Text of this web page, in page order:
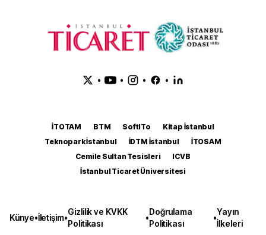
• • • •
İTOTAM BTM SoftITo
Kitap İstanbul
Teknopark İstanbul
İDTM İstanbul
İTOSAM
Cemile Sultan Tesisleri
ICVB
İstanbul Ticaret Üniversitesi
Künye•İletişim•
Gizlilik ve KVKK
Politikası
•
Doğrulama
Politikası
•
Yayın
İlkeleri